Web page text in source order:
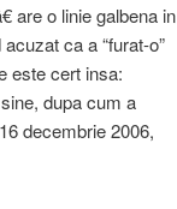
are o linie galbena in
ca a “furat-o”
este cert insa:
dupa cum a
decembrie 2006,